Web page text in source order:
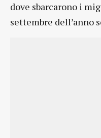
dove sbarcarono i
settembre dell’anno